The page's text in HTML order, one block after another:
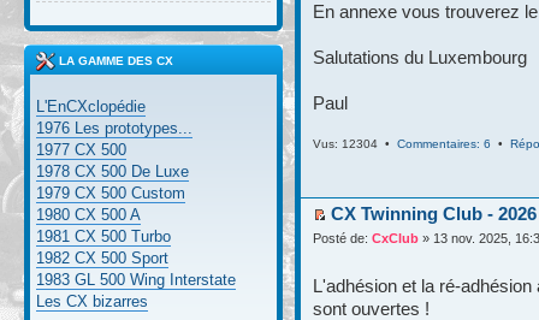
LA GAMME DES CX
L'EnCXclopédie
1976 Les prototypes...
1977 CX 500
1978 CX 500 De Luxe
1979 CX 500 Custom
1980 CX 500 A
1981 CX 500 Turbo
1982 CX 500 Sport
1983 GL 500 Wing Interstate
Les CX bizarres
En annexe vous trouverez
Salutations du Luxembourg
Paul
Vus: 12304 • Commentaires: 6 •
CX Twinning Club - 2026
Posté de: CxClub » 13 nov. 2025,
L'adhésion et la ré-
sont ouvertes !